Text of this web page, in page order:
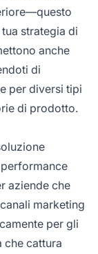
strategia di
anche
di
per diversi tipi
di prodotto.
aziende che
marketing
per gli
che cattura